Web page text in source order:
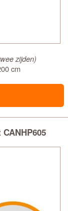
zijden)
cm